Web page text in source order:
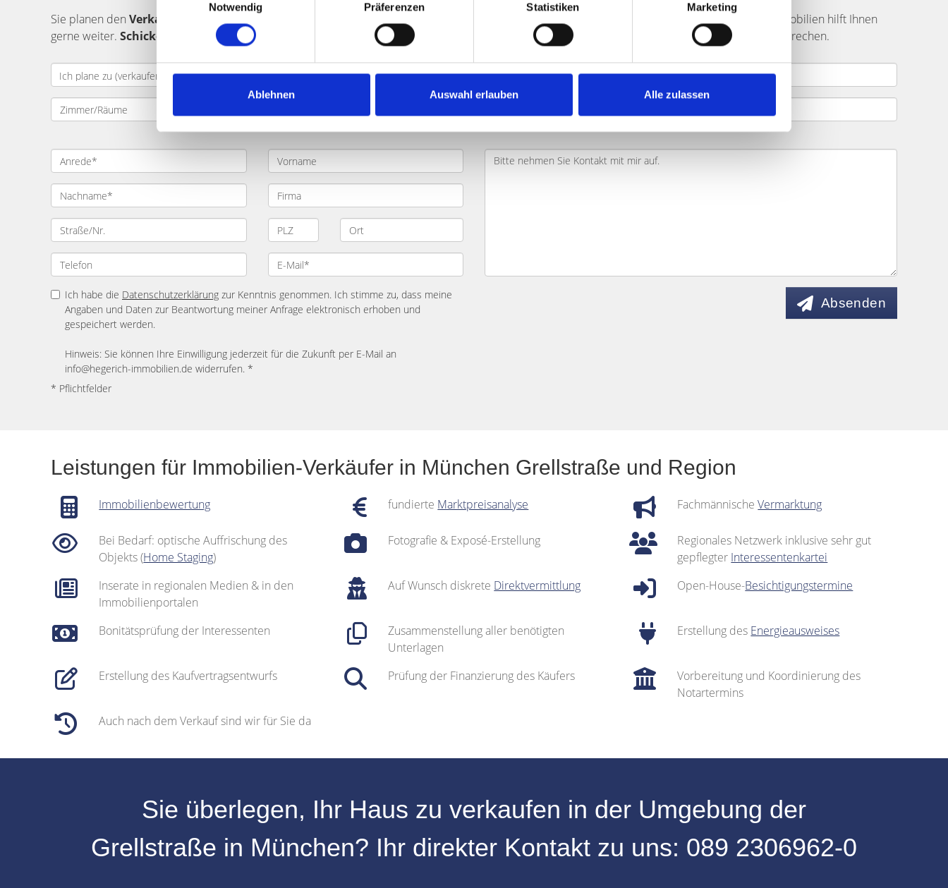
Notwendig
Präferenzen Statistiken Marketing
Ablehnen Auswahl erlauben Alle zulassen
Sie planen den Verkauf
? Das Team von Hegerich Immobilien hilft Ihnen
gerne weiter. Schicken Sie uns Ihre Verkaufsanfrage . Wir werden uns mit Ihnen in Verbindung setzen und Ihr Immobilienprojekt mit Ihnen besprechen.
Ich habe die Datenschutzerklärung zur Kenntnis genommen. Ich stimme zu, dass meine
Angaben und Daten zur Beantwortung meiner Anfrage elektronisch erhoben und
gespeichert werden.
Hinweis: Sie können Ihre Einwilligung jederzeit für die Zukunft per E-Mail an
info@hegerich-immobilien.de widerrufen. *
* Pflichtfelder
Absenden
Leistungen für Immobilien-Verkäufer in München Grellstraße und Region
Immobilienbewertung fundierte Marktpreisanalyse FachmännischeVermarktung
Bei Bedarf: optische Auffrischung des
Objekts (Home Staging)
Fotografie & Exposé-Erstellung
Regionales Netzwerk inklusive sehr gut
gepflegter Interessentenkartei
Inserate in regionalen Medien & in den
Immobilienportalen
Auf Wunsch diskrete Direktvermittlung Open-House-Besichtigungstermine
Bonitätsprüfung der Interessenten
Zusammenstellung aller benötigten
Unterlagen
Erstellung des Energieausweises
Erstellung des Kaufvertragsentwurfs Prüfung der Finanzierung des Käufers
Vorbereitung und Koordinierung des
Notartermins
Auch nach dem Verkauf sind wir für Sie da
Sie überlegen, Ihr Haus zu verkaufen in der Umgebung der
Grellstraße in München? Ihr direkter Kontakt zu uns: 089 2306962-0